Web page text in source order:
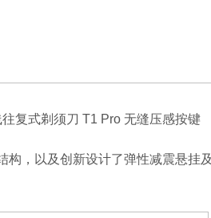
复式剃须刀 T1 Pro 无缝压感按键
，以及创新设计了弹性减震悬